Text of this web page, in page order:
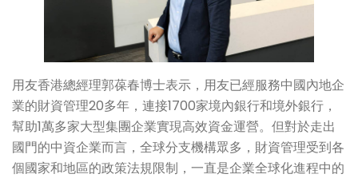
用友香港總經理郭葆春博士表示，用友已經服務中國內地企
業的財資管理20多年，連接1700家境內銀行和境外銀行，
幫助1萬多家大型集團企業實現高效資金運營。但對於走出
國門的中資企業而言，全球分支機構眾多，財資管理受到各
個國家和地區的政策法規限制，一直是企業全球化進程中的